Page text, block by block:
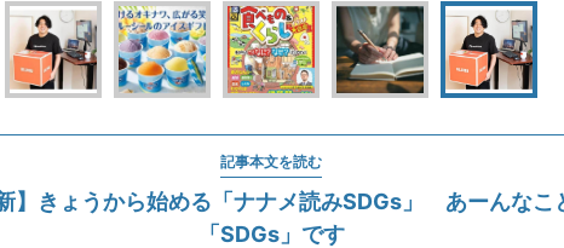
記事本文を読む
】きょうから始める「ナナメ読みSDGs」 あーんなこ
「SDGs」です